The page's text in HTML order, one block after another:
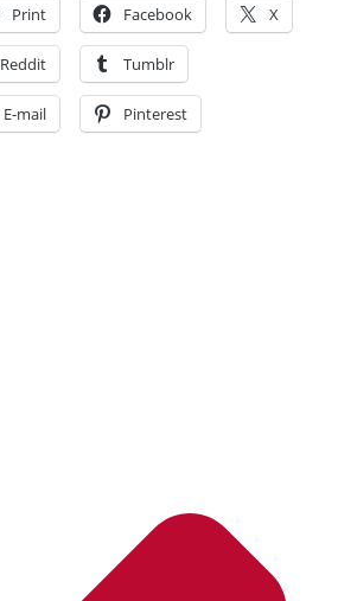
Print Facebook X
Reddit Tumblr
E-mail Pinterest